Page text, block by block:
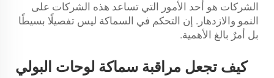
الشركات هو أحد الأمور التي تساعد هذه الشركات على
النمو والازدهار. إن التحكم في السماكة ليس تفصيلًا بسيطًا
بل أمرٌ بالغ الأهمية.
كيف تجعل مراقبة سماكة لوحات البولي